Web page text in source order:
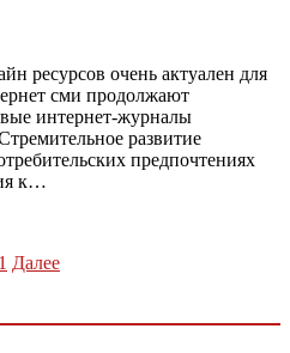
ресурсов очень актуален для
сми продолжают
интернет-журналы
развитие
предпочтениях
к…
Далее